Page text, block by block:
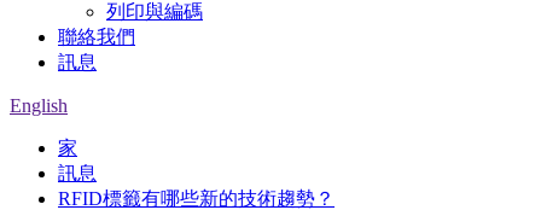
列印與編碼
聯絡我們
訊息
English
家
訊息
RFID標籤有哪些新的技術趨勢？